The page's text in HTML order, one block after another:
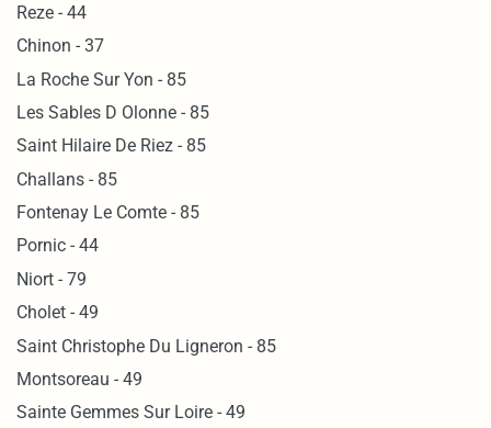
Reze - 44
Chinon - 37
La Roche Sur Yon - 85
Les Sables D Olonne - 85
Saint Hilaire De Riez - 85
Challans - 85
Fontenay Le Comte - 85
Pornic - 44
Niort - 79
Cholet - 49
Saint Christophe Du Ligneron - 85
Montsoreau - 49
Sainte Gemmes Sur Loire - 49